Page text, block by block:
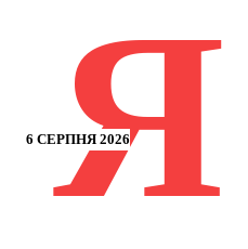
6 СЕРПНЯ 2026
Я